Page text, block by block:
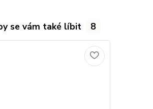
se vám také líbit 8